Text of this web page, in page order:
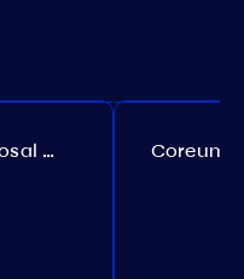
Akash governance. Proposal №308